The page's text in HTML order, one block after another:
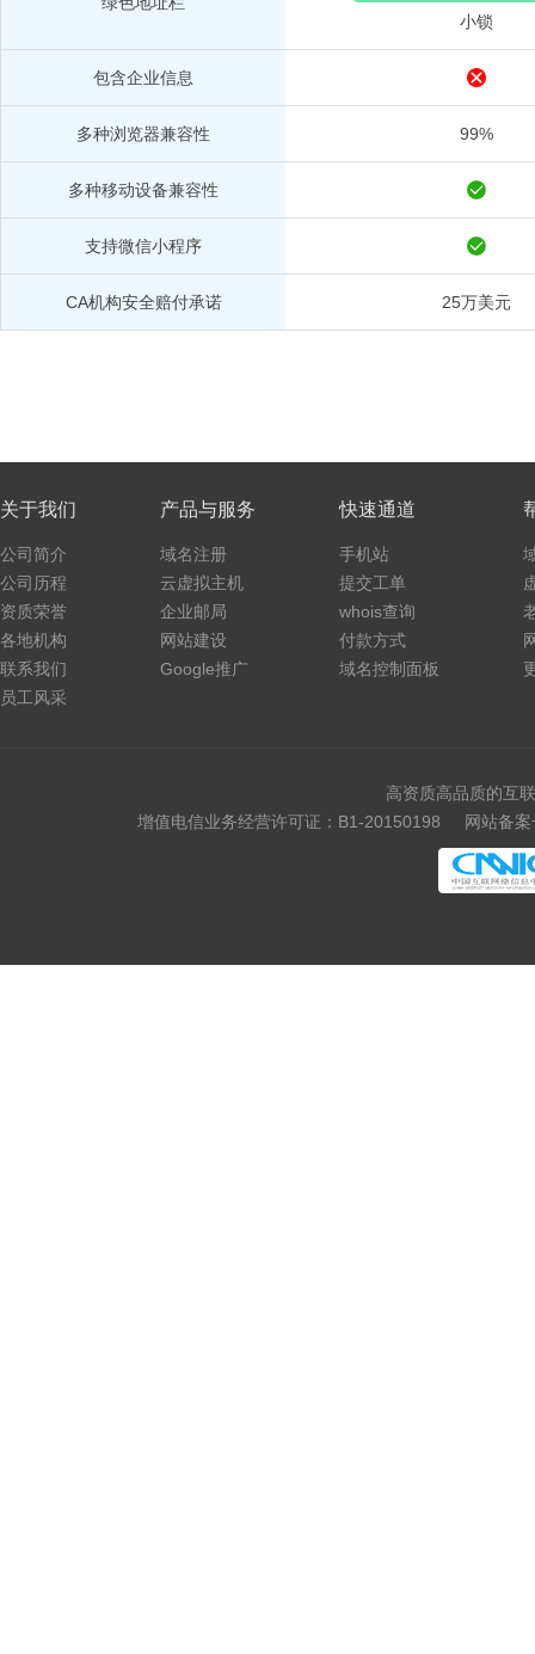
小锁
包含企业信息
多种浏览器兼容性 99%
多种移动设备兼容性
支持微信小程序
CA机构安全赔付承诺 25万美元
关于我们
公司简介
公司历程
资质荣誉
各地机构
联系我们
员工风采
产品与服务
域名注册
云虚拟主机
企业邮局
网站建设
Google推广
快速通道
手机站
提交工单
whois查询
付款方式
域名控制面板
高资质高品质的互
增值电信业务经营许可证：B1-20150198
网站备